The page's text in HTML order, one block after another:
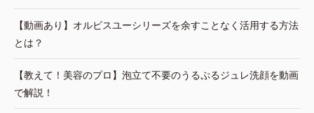
【動画あり】オルビスユーシリーズを余すことなく活用する方法
とは？
【教えて！美容のプロ】泡立て不要のうるぷるジュレ洗顔を動画
で解説！